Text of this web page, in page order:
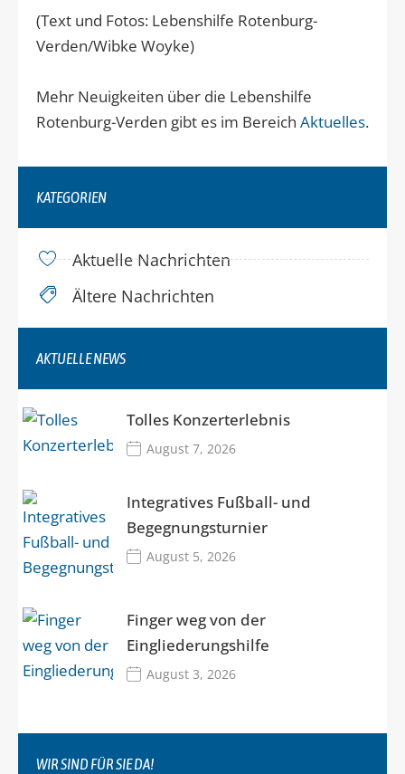
(Text und Fotos: Lebenshilfe Rotenburg-
Verden/Wibke Woyke)
Mehr Neuigkeiten über die Lebenshilfe
Rotenburg-Verden gibt es im Bereich Aktuelles.
KATEGORIEN
Aktuelle Nachrichten
Ältere Nachrichten
AKTUELLE NEWS
Tolles Konzerterlebnis
August 7, 2026
Integratives Fußball- und
Begegnungsturnier
August 5, 2026
Finger weg von der
Eingliederungshilfe
August 3, 2026
WIR SIND FÜR SIE DA!